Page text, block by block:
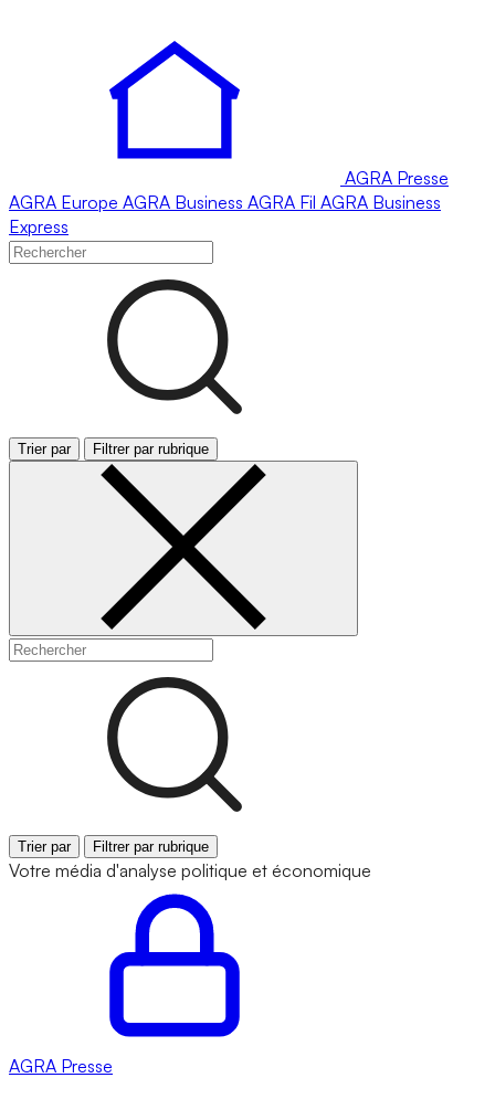
AGRA Presse
AGRA Europe AGRA Business AGRA Fil AGRA Business
Express
Trier par Filtrer par rubrique
Trier par Filtrer par rubrique
Votre média d'analyse politique et économique
AGRA Presse